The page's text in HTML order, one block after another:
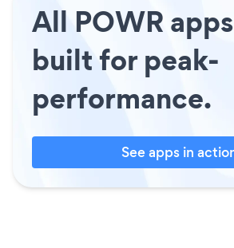
All POWR
built for peak-
performance.
See apps in